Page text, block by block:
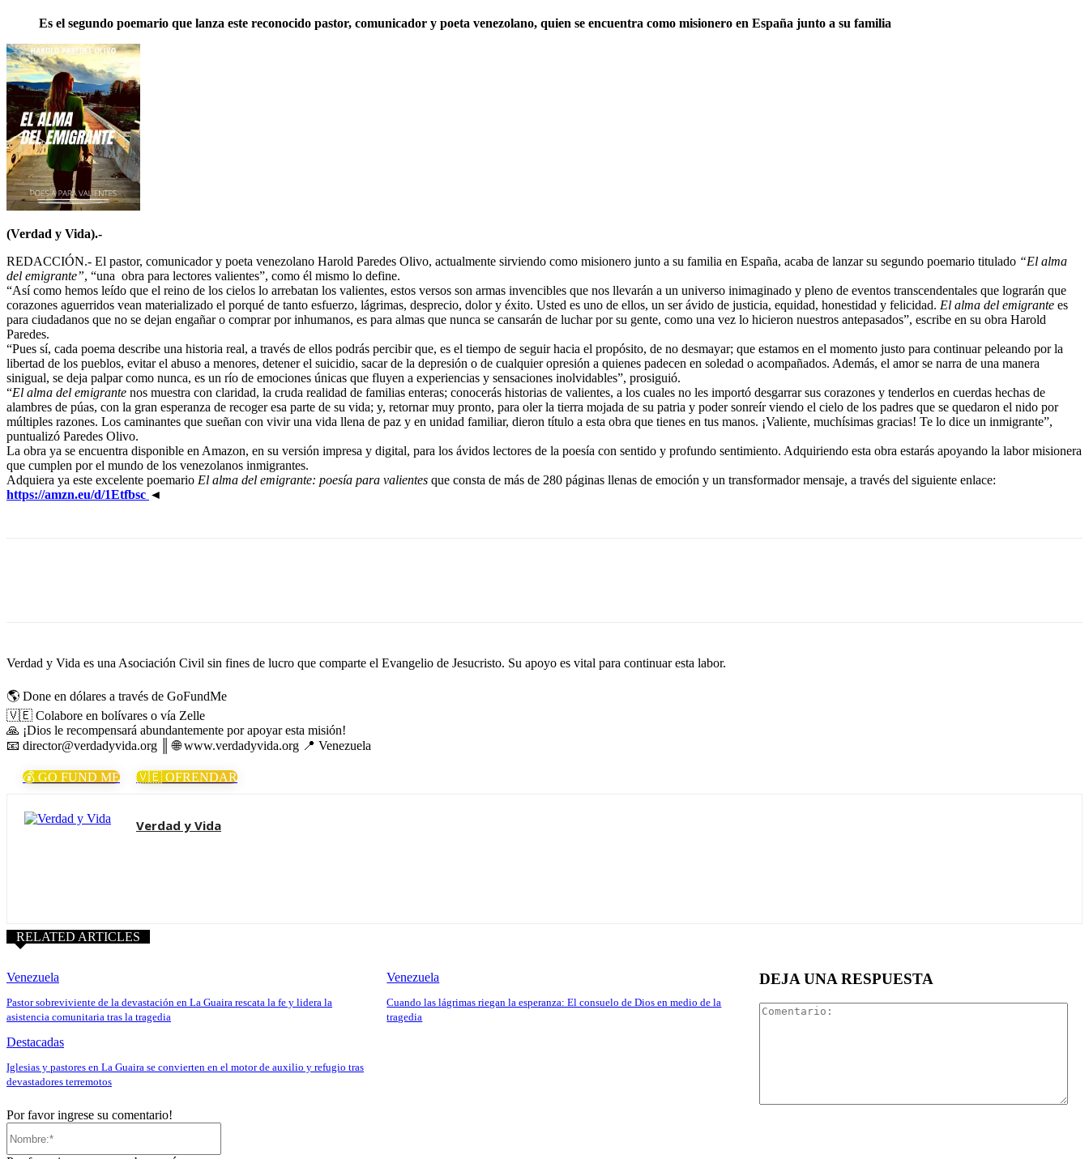
Es el segundo poemario que lanza este reconocido pastor, comunicador y poeta venezolano, quien se encuentra como misionero en España junto a su familia
(Verdad y Vida).-
REDACCIÓN.- El pastor, comunicador y poeta venezolano Harold Paredes Olivo, actualmente sirviendo como misionero junto a su familia en España, acaba de lanzar su segundo poemario titulado “El alma
del emigrante”, “una obra para lectores valientes”, como él mismo lo define.
“Así como hemos leído que el reino de los cielos lo arrebatan los valientes, estos versos son armas invencibles que nos llevarán a un universo inimaginado y pleno de eventos transcendentales que lograrán que
corazones aguerridos vean materializado el porqué de tanto esfuerzo, lágrimas, desprecio, dolor y éxito. Usted es uno de ellos, un ser ávido de justicia, equidad, honestidad y felicidad. El alma del emigrante es
para ciudadanos que no se dejan engañar o comprar por inhumanos, es para almas que nunca se cansarán de luchar por su gente, como una vez lo hicieron nuestros antepasados”, escribe en su obra Harold
Paredes.
“Pues sí, cada poema describe una historia real, a través de ellos podrás percibir que, es el tiempo de seguir hacia el propósito, de no desmayar; que estamos en el momento justo para continuar peleando por la
libertad de los pueblos, evitar el abuso a menores, detener el suicidio, sacar de la depresión o de cualquier opresión a quienes padecen en soledad o acompañados. Además, el amor se narra de una manera
sinigual, se deja palpar como nunca, es un río de emociones únicas que fluyen a experiencias y sensaciones inolvidables”, prosiguió.
“El alma del emigrante nos muestra con claridad, la cruda realidad de familias enteras; conocerás historias de valientes, a los cuales no les importó desgarrar sus corazones y tenderlos en cuerdas hechas de
alambres de púas, con la gran esperanza de recoger esa parte de su vida; y, retornar muy pronto, para oler la tierra mojada de su patria y poder sonreír viendo el cielo de los padres que se quedaron el nido por
múltiples razones. Los caminantes que sueñan con vivir una vida llena de paz y en unidad familiar, dieron título a esta obra que tienes en tus manos. ¡Valiente, muchísimas gracias! Te lo dice un inmigrante”,
puntualizó Paredes Olivo.
La obra ya se encuentra disponible en Amazon, en su versión impresa y digital, para los ávidos lectores de la poesía con sentido y profundo sentimiento. Adquiriendo esta obra estarás apoyando la labor misionera
que cumplen por el mundo de los venezolanos inmigrantes.
Adquiera ya este excelente poemario El alma del emigrante: poesía para valientes que consta de más de 280 páginas llenas de emoción y un transformador mensaje, a través del siguiente enlace:
https://amzn.eu/d/1Etfbsc ◄
Verdad y Vida es una Asociación Civil sin fines de lucro que comparte el Evangelio de Jesucristo. Su apoyo es vital para continuar esta labor.
🌎 Done en dólares a través de GoFundMe
🇻🇪 Colabore en bolívares o vía Zelle
🙏 ¡Dios le recompensará abundantemente por apoyar esta misión!
📧 director@verdadyvida.org ║ 🌐 www.verdadyvida.org 📍 Venezuela
💰 GO FUND ME 🇻🇪 OFRENDAR
Verdad y Vida
RELATED ARTICLES
Venezuela
Pastor sobreviviente de la devastación en La Guaira rescata la fe y lidera la
asistencia comunitaria tras la tragedia
Venezuela
Cuando las lágrimas riegan la esperanza: El consuelo de Dios en medio de la
tragedia
Destacadas
Iglesias y pastores en La Guaira se convierten en el motor de auxilio y refugio tras
devastadores terremotos
DEJA UNA RESPUESTA
Por favor ingrese su comentario!